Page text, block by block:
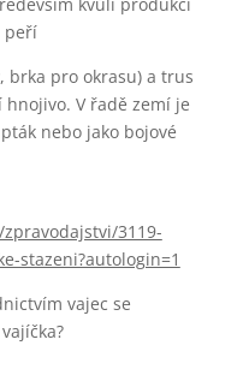
peří
brka pro okrasu) a trus
V řadě zemí je
nebo jako bojové
3119-
stazeni?autologin=1
vajec se